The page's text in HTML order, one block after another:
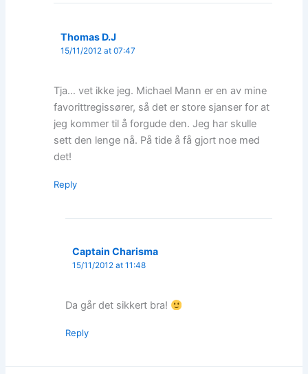
Thomas D.J
15/11/2012 at 07:47
Tja… vet ikke jeg. Michael Mann er en av mine
favorittregissører, så det er store sjanser for at
jeg kommer til å forgude den. Jeg har skulle
sett den lenge nå. På tide å få gjort noe med
det!
Reply
Captain Charisma
15/11/2012 at 11:48
Da går det sikkert bra!
Reply